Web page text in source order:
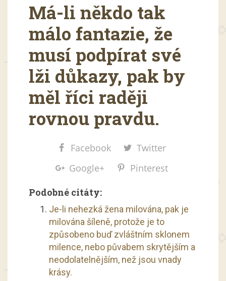
Má-li někdo tak
málo fantazie, že
musí podpírat své
lži důkazy, pak by
měl říci raději
rovnou pravdu.
Facebook
Twitter
Google+
Pinterest
Podobné citáty:
Je-li nehezká žena milována, pak je
milována šíleně, protože je to
způsobeno buď zvláštním sklonem
milence, nebo půvabem skrytějším a
neodolatelnějším, než jsou vnady
krásy.